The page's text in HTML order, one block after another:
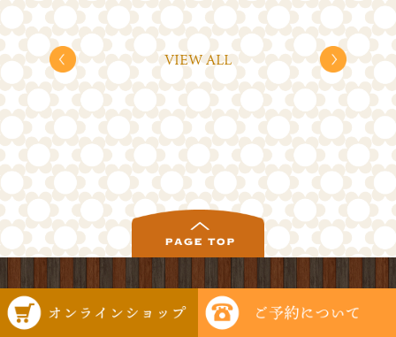
VIEW ALL
Copyright© AKITA PUDDING-TEI All Rights Reserved.